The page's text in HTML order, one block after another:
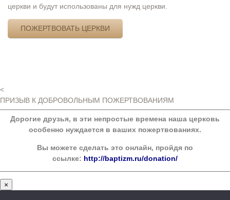
церкви и будут использованы для нужд церкви.
ПОЖЕРТВОВАТЬ ЦЕРКВИ
<
ПРИЗЫВ К ДОБРОВОЛЬНЫМ ПОЖЕРТВОВАНИЯМ
Дорогие друзья, в эти непростые времена наша церковь
особенно нуждается в ваших пожертвованиях.
Вы можете сделать это онлайн, пройдя по
ссылке: http://baptizm.ru/donation/
×